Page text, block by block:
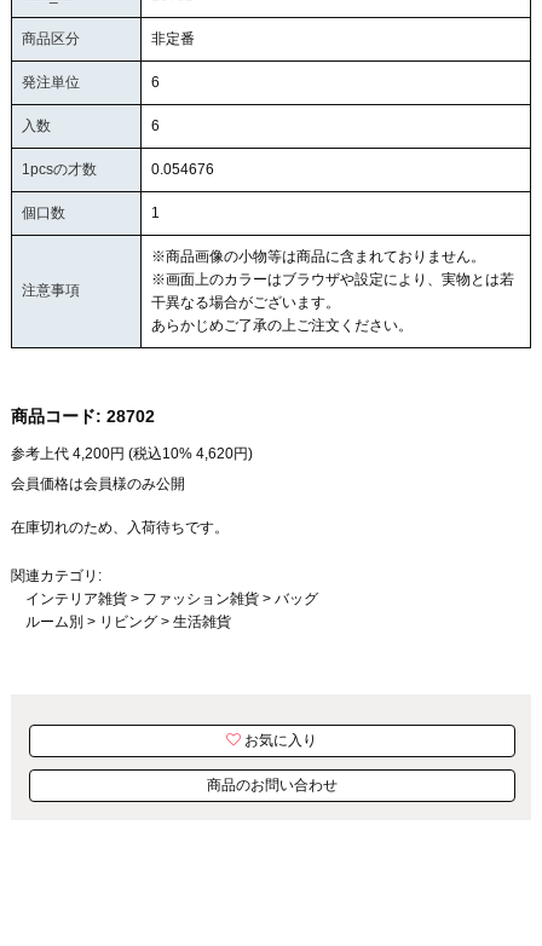
商品区分 非定番
発注単位 6
入数 6
1pcsの才数 0.054676
個口数 1
注意事項
※商品画像の小物等は商品に含まれておりません。
※画面上のカラーはブラウザや設定により、実物とは若
干異なる場合がございます。
あらかじめご了承の上ご注文ください。
商品コード: 28702
参考上代 4,200円 (税込10% 4,620円)
会員価格は会員様のみ公開
在庫切れのため、入荷待ちです。
関連カテゴリ:
インテリア雑貨> ファッション雑貨> バッグ
ルーム別 > リビング> 生活雑貨
お気に入り
商品のお問い合わせ